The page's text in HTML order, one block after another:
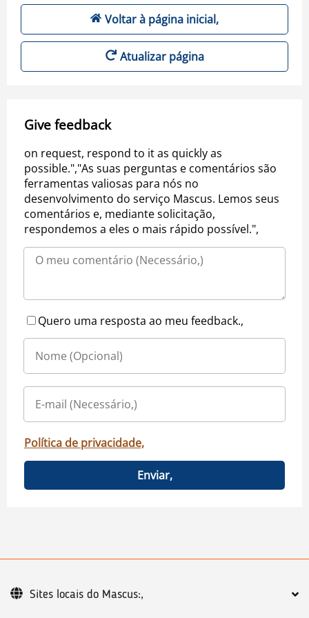
Voltar à página inicial,
Atualizar página
Give feedback
on request, respond to it as quickly as
possible.","As suas perguntas e comentários são
ferramentas valiosas para nós no
desenvolvimento do serviço Mascus. Lemos seus
comentários e, mediante solicitação,
respondemos a eles o mais rápido possível.",
Quero uma resposta ao meu feedback.,
Política de privacidade,
Enviar,
Sites locais do Mascus:,